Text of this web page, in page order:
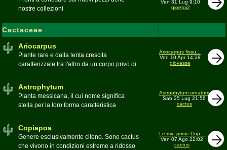
nostre collezioni
Ven 31 Lug 9:10
gioetgi2
Cactaceae
Ariocarpus
Piante rare e dalla lenta crescita
caratterizzate tra l'altro da un corpo privo di
alto rischio di scomparsa in habitat. Amanti
di terricci calcarei e ben drenati
Moderatore
Ariocarpus fissu...
Ven 10 Apr 14:28
giovasse
Astrophytum
Pianta messicana, il cui nome significa
stella per la loro forma caratteristica
Astrophytum ornatum
Sab 25 Lug 21:56
cactus
Copiapoa
Genere esclusivamente cileno. Sono cactus
che vivono in condizioni estreme a ridosso
Le mie prime Cop...
Ven 07 Ago 22:02
cactus